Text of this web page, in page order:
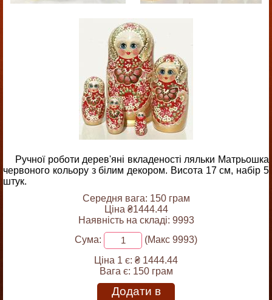
Ручної роботи дерев'яні вкладеності ляльки Матрьошка
червоного кольору з білим декором. Висота 17 см, набір 5
штук.
Середня вага: 150 грам
Ціна ₴1444.44
Наявність на складі: 9993
Сума:
(Макс 9993)
Ціна 1 є: ₴ 1444.44
Вага є: 150 грам
Додати в